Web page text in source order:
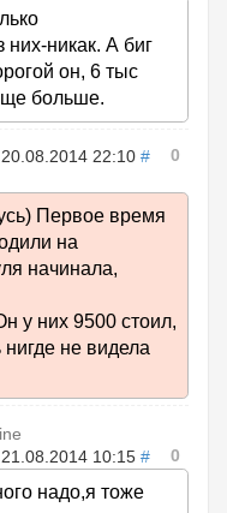
них-никак. А биг
он, 6 тыс
больше.
22:10 # 0
Первое время
на
начинала,
у них 9500 стоил,
не видела
21.08.2014 10:15 # 0
надо,я тоже